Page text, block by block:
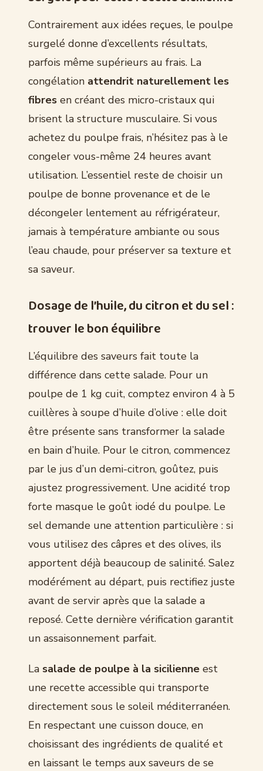
Contrairement aux idées reçues, le poulpe
surgelé donne d’excellents résultats,
parfois même supérieurs au frais. La
congélation attendrit naturellement les
fibres en créant des micro-cristaux qui
brisent la structure musculaire. Si vous
achetez du poulpe frais, n’hésitez pas à le
congeler vous-même 24 heures avant
utilisation. L’essentiel reste de choisir un
poulpe de bonne provenance et de le
décongeler lentement au réfrigérateur,
jamais à température ambiante ou sous
l’eau chaude, pour préserver sa texture et
sa saveur.
Dosage de l’huile, du citron et du sel :
trouver le bon équilibre
L’équilibre des saveurs fait toute la
différence dans cette salade. Pour un
poulpe de 1 kg cuit, comptez environ 4 à 5
cuillères à soupe d’huile d’olive : elle doit
être présente sans transformer la salade
en bain d’huile. Pour le citron, commencez
par le jus d’un demi-citron, goûtez, puis
ajustez progressivement. Une acidité trop
forte masque le goût iodé du poulpe. Le
sel demande une attention particulière : si
vous utilisez des câpres et des olives, ils
apportent déjà beaucoup de salinité. Salez
modérément au départ, puis rectifiez juste
avant de servir après que la salade a
reposé. Cette dernière vérification garantit
un assaisonnement parfait.
La salade de poulpe à la sicilienne est
une recette accessible qui transporte
directement sous le soleil méditerranéen.
En respectant une cuisson douce, en
choisissant des ingrédients de qualité et
en laissant le temps aux saveurs de se